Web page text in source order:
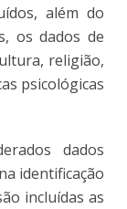
além do
os dados de
religião,
psicológicas
dados
identificação
incluídas as